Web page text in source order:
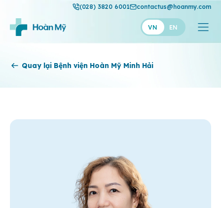
(028) 3820 6001 contactus@hoanmy.com
VN EN
Hoàn Mỹ
Thuận Mỹ
Quay lại Bệnh viện Hoàn Mỹ Minh Hải